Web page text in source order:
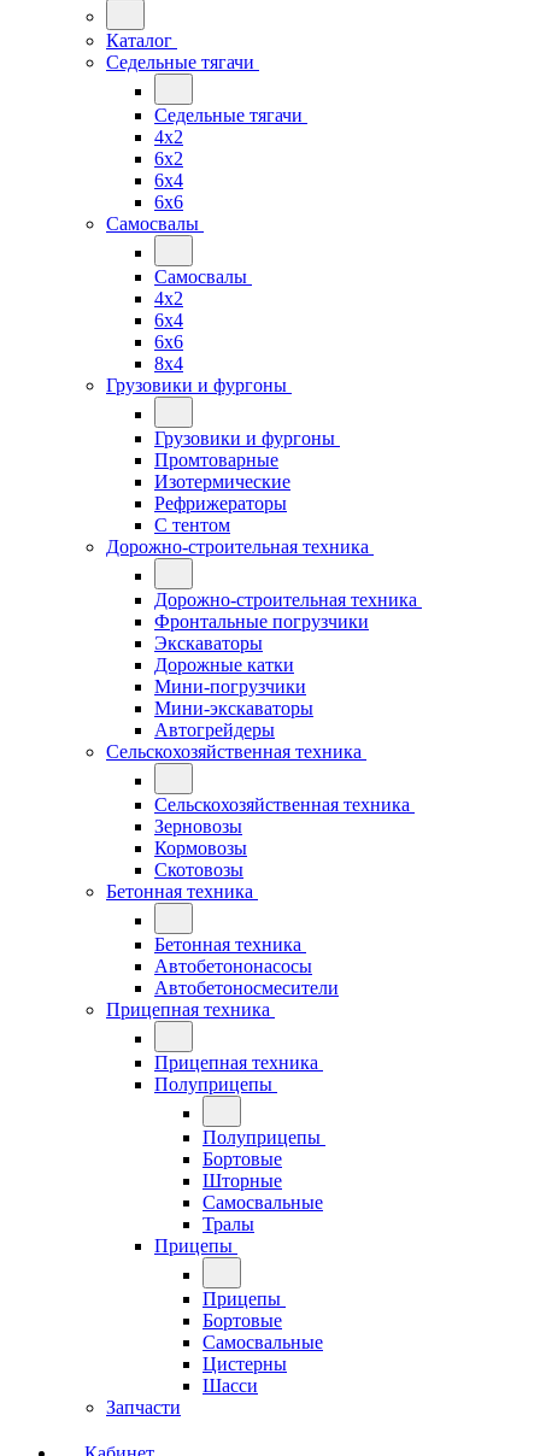
Каталог
Седельные тягачи
Седельные тягачи
4x2
6x2
6x4
6x6
Самосвалы
Самосвалы
4x2
6x4
6x6
8x4
Грузовики и фургоны
Грузовики и фургоны
Промтоварные
Изотермические
Рефрижераторы
С тентом
Дорожно-строительная техника
Дорожно-строительная техника
Фронтальные погрузчики
Экскаваторы
Дорожные катки
Мини-погрузчики
Мини-экскаваторы
Автогрейдеры
Сельскохозяйственная техника
Сельскохозяйственная техника
Зерновозы
Кормовозы
Скотовозы
Бетонная техника
Бетонная техника
Автобетононасосы
Автобетоносмесители
Прицепная техника
Прицепная техника
Полуприцепы
Полуприцепы
Бортовые
Шторные
Самосвальные
Тралы
Прицепы
Прицепы
Бортовые
Самосвальные
Цистерны
Шасси
Запчасти